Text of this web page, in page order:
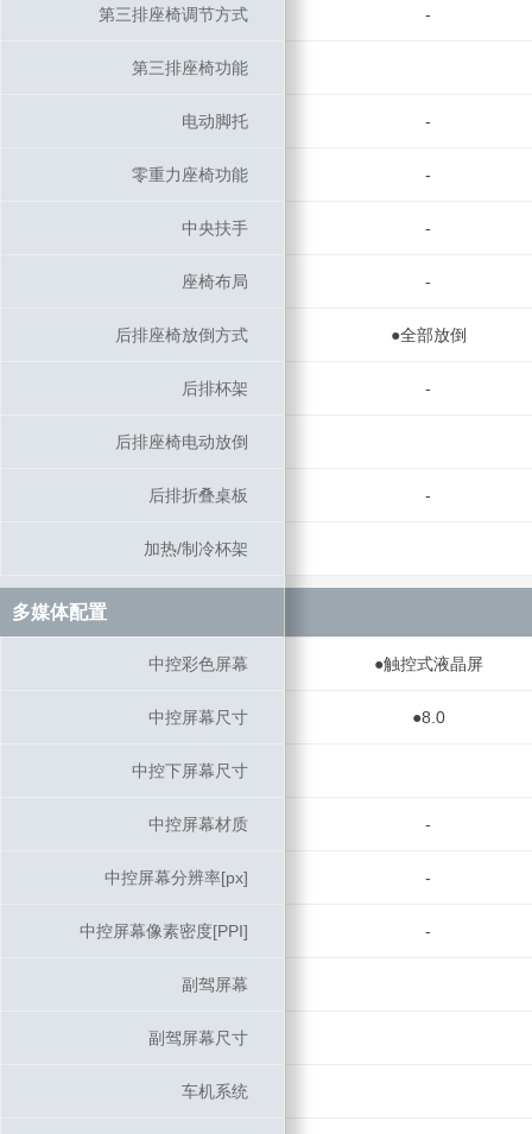
第三排座椅调节方式 -
第三排座椅功能
电动脚托 -
零重力座椅功能 -
中央扶手 -
座椅布局 -
后排座椅放倒方式 ●全部放倒
后排杯架 -
后排座椅电动放倒
后排折叠桌板 -
加热/制冷杯架
多媒体配置
中控彩色屏幕 ●触控式液晶屏
中控屏幕尺寸 ●8.0
中控下屏幕尺寸
中控屏幕材质 -
中控屏幕分辨率[px] -
中控屏幕像素密度[PPI] -
副驾屏幕
副驾屏幕尺寸
车机系统
第三排座椅调节方式
第三排座椅功能
电动脚托
零重力座椅功能
中央扶手
座椅布局
后排座椅放倒方式
后排杯架
后排座椅电动放倒
后排折叠桌板
加热/制冷杯架
多媒体配置
中控彩色屏幕
中控屏幕尺寸
中控下屏幕尺寸
中控屏幕材质
中控屏幕分辨率[px]
中控屏幕像素密度[PPI]
副驾屏幕
副驾屏幕尺寸
车机系统